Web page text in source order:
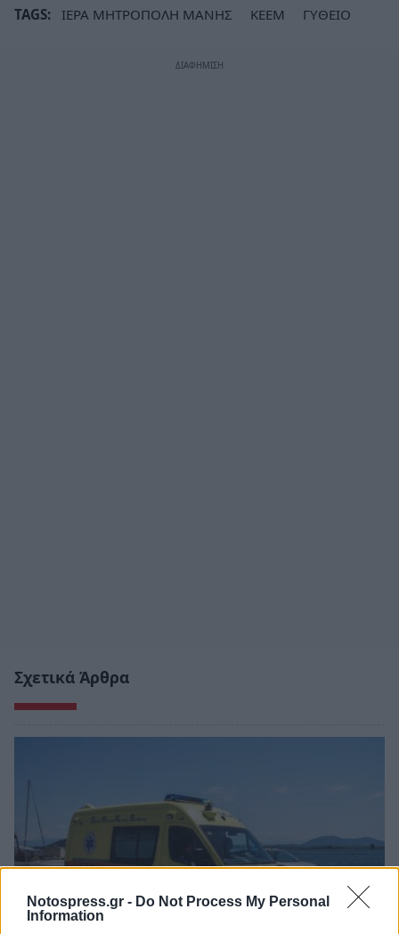
Notospress.gr - Do Not Process My Personal
Information
TAGS: ΙΕΡΑ ΜΗΤΡΟΠΟΛΗ ΜΑΝΗΣ ΚΕΕΜ ΓΥΘΕΙΟ
Σχετικά Άρθρα